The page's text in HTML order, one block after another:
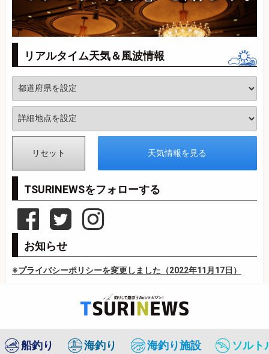
リアルタイム天気＆風波情報
TSURINEWSをフォローする
お知らせ
※プライバシーポリシーを変更しました（2022年11月17日）
船釣り 海釣り 海釣り施設 ソルト